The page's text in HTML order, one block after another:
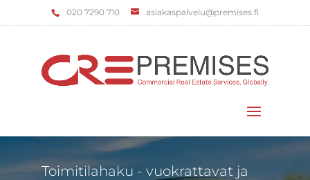
‌020 7290 710 asiakaspalvelu@premises.fi
Toimitilahaku - vuokrattavat ja